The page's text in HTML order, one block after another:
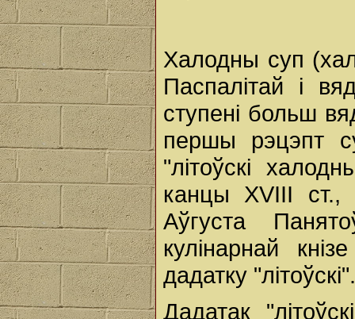
Халодны суп
Паспалітай і
ступені больш
першы рэцэпт
"літоўскі
канцы XVIII ст.,
Аўгуста
кулінарнай
дадатку "літоўскі".
Дадатак